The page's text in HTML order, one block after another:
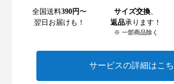
全国送料390円〜
翌日お届けも！
サイズ交換
返品承ります！
※ 一部商品除く
サービスの詳細はこ